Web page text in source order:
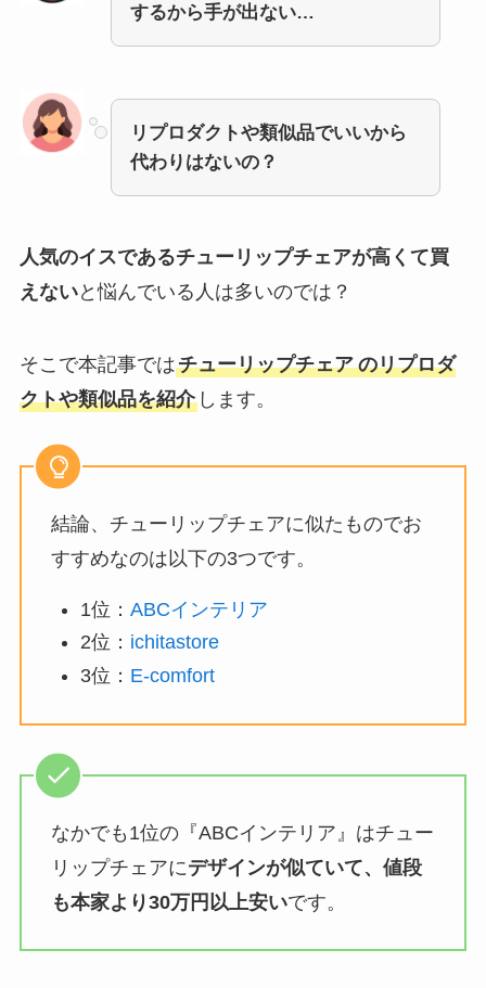
するから手が出ない…
リプロダクトや類似品でいいから
代わりはないの？
人気のイスであるチューリップチェアが高くて買
えないと悩んでいる人は多いのでは？
そこで本記事ではチューリップチェア のリプロダ
クトや類似品を紹介します。
結論、チューリップチェアに似たものでお
すすめなのは以下の3つです。
1位： ABCインテリア
2位： ichitastore
3位： E-comfort
なかでも1位の『ABCインテリア』はチュー
リップチェアにデザインが似ていて、値段
も本家より30万円以上安いです。